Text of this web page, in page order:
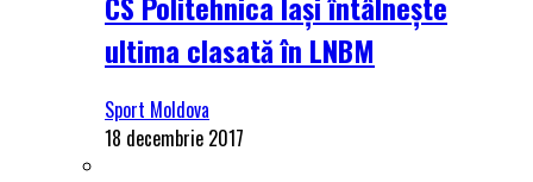
ultima clasată în LNBM
Sport Moldova
18 decembrie 2017